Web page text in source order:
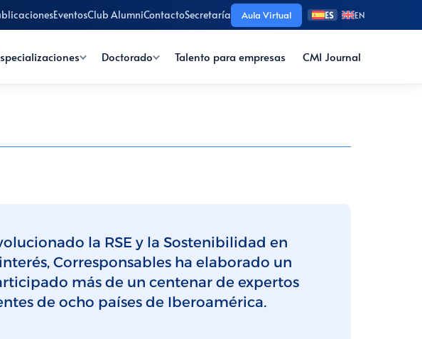
EventosClub AlumniContactoSecretaría Aula Virtual ES EN
Doctorado Talento para empresas CMI Journal
la RSE y la Sostenibilidad en
Corresponsables ha elaborado un
más de un centenar de expertos
de ocho países de Iberoamérica.